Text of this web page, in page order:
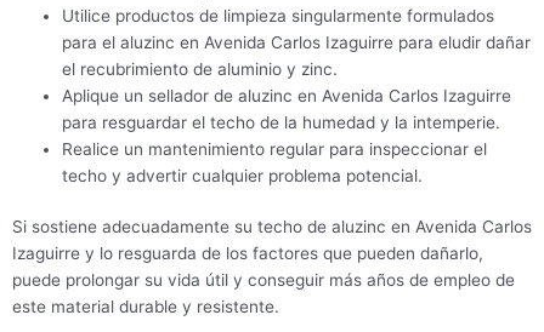
Utilice productos de limpieza singularmente formulados
para el aluzinc en Avenida Carlos Izaguirre para eludir dañar
el recubrimiento de aluminio y zinc.
Aplique un sellador de aluzinc en Avenida Carlos Izaguirre
para resguardar el techo de la humedad y la intemperie.
Realice un mantenimiento regular para inspeccionar el
techo y advertir cualquier problema potencial.
Si sostiene adecuadamente su techo de aluzinc en Avenida Carlos
Izaguirre y lo resguarda de los factores que pueden dañarlo,
puede prolongar su vida útil y conseguir más años de empleo de
este material durable y resistente.